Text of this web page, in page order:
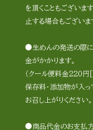
を頂くこともございま
止する場合もございま
●生めんの発送の際に
金がかかります。
（クール便料金220円[
保存料・添加物が入っ
お召し上がりください。
●商品代金のお支払